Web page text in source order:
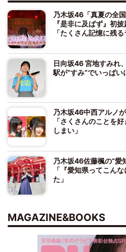
乃木坂46「真夏の全
『是非に及ばず』初
「たくさん記憶に残る
日向坂46 宮地すみれ
駅が“すみ”でいっぱい
乃木坂46中西アルノ
「さくさんのことを
しまい」
乃木坂46佐藤楓の“愛
「『愛知県ってこん
た」
MAGAZINE&BOOKS